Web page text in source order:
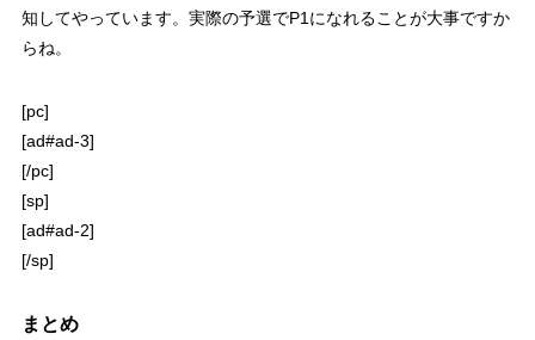
知してやっています。実際の予選でP1になれることが大事ですか
らね。
[pc]
[ad#ad-3]
[/pc]
[sp]
[ad#ad-2]
[/sp]
まとめ